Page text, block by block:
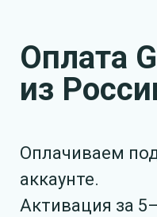
Оплата
из
Оплачиваем
аккаунте.
Активация за